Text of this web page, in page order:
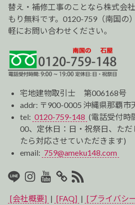
替え・補修工事のことなら株式会
もり無料です。0120-759（南国の
軽にお問い合わせください。
宅地建物取引士 第006168号
addr: 〒900-0005 沖縄県那覇市
tel: 0120-759-148 (電話受付時
00、定休日：日・祝祭日、た
たら対応させていただきます)
email: 759@ameku148.com
LINEInstagram
Youtube
マ
イ
RSS2
[会社概要] | [FAQ] | [プライバシ